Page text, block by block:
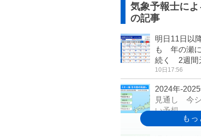
気象予報士に
の記事
明日11日以
も 年の瀬に
続く 2週間
10日17:56
2024年-
見通し 今
い予想